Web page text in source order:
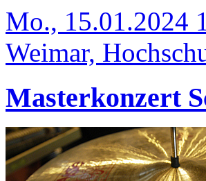
Mo., 15.01.2024
Weimar,
Masterkonzert